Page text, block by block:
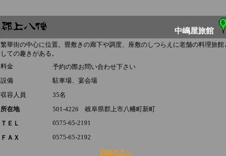
中嶋屋旅館
繁華街の中心に位置。畳敷きの廊下や調度、座敷のしつらえに老舗の料理旅館
しての趣きがある。
料金
予約の際お問い合わせ下さい
設備
駐車場、宴会場
収容人員
35名
所在地
501-4226 岐阜県郡上市八幡町新町
ＴＥＬ
0575-65-2191
ＦＡＸ
0575-65-2192
詳細ＨＰへ